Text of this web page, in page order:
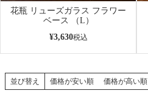
花瓶 リューズガラス フラワー
ベース （L）
¥3,630税込
並び替え 価格が安い順 価格が高い順